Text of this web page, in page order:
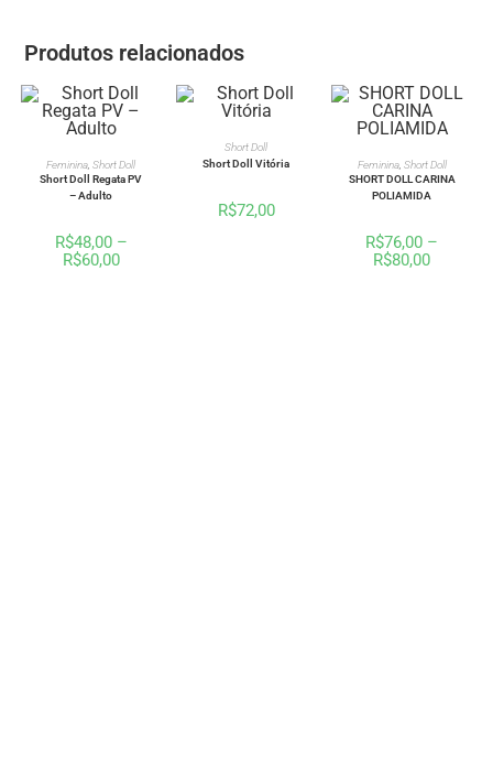
Produtos relacionados
VER OPÇÕES
Feminina ,Short Doll
Short Doll Regata PV
– Adulto
R$48,00 –
R$60,00
VER OPÇÕES
Short Doll
Short Doll Vitória
R$72,00
VER OPÇÕES
Feminina, Short Doll
SHORT DOLL CARINA
POLIAMIDA
R$76,00 –
R$80,00